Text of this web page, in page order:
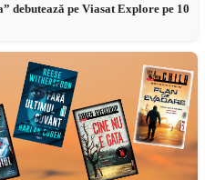
debutează pe Viasat Explore pe 10